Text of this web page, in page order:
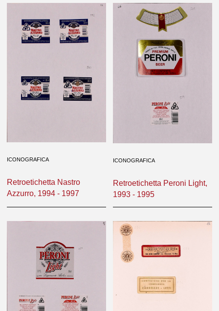
ICONOGRAFICA
Retroetichetta Nastro
Azzurro, 1994 - 1997
ICONOGRAFICA
Retroetichetta Peroni Light,
1993 - 1995